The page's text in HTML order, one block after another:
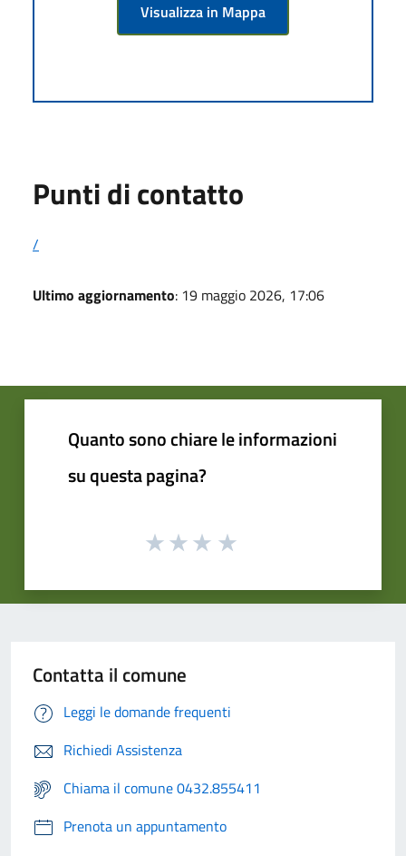
Visualizza in Mappa
Punti di contatto
/
Ultimo aggiornamento: 19 maggio 2026, 17:06
Quanto sono chiare le informazioni
su questa pagina?
Contatta il comune
Leggi le domande frequenti
Richiedi Assistenza
Chiama il comune 0432.855411
Prenota un appuntamento